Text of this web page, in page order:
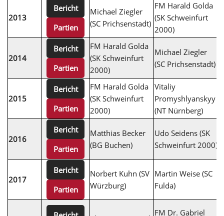
2013
Bericht
Partien
Michael Ziegler
(SC Prichsenstadt)
FM Harald Golda
(SK Schweinfurt
2000)
2014
Bericht
Partien
FM Harald Golda
(SK Schweinfurt
2000)
Michael Ziegler
(SC Prichsenstadt)
2015
Bericht
Partien
FM Harald Golda
(SK Schweinfurt
2000)
Vitaliy
Promyshlyanskyy
(NT Nürnberg)
2016
Bericht
Partien
Matthias Becker
(BG Buchen)
Udo Seidens (SK
Schweinfurt 2000)
2017
Bericht
Partien
Norbert Kuhn (SV
Würzburg)
Martin Weise (SC
Fulda)
FM Dr. Gabriel